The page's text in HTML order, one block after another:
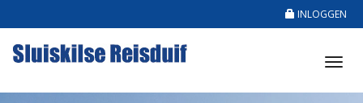
INLOGGEN